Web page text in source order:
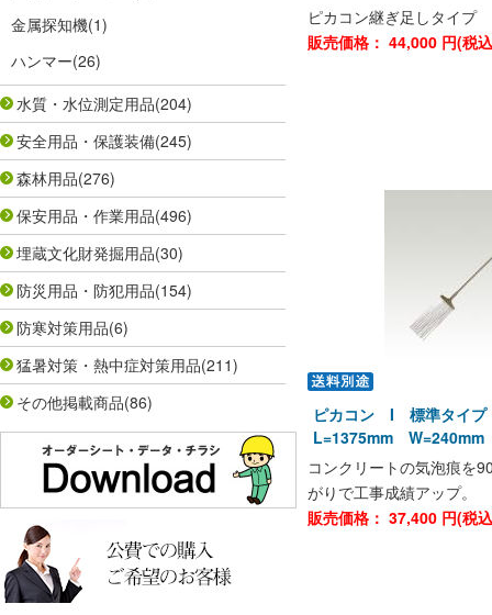
金属探知機(1)
ハンマー(26)
水質・水位測定用品(204)
安全用品・保護装備(245)
森林用品(276)
保安用品・作業用品(496)
埋蔵文化財発掘用品(30)
防災用品・防犯用品(154)
防寒対策用品(6)
猛暑対策・熱中症対策用品(211)
その他掲載商品(86)
ピカコン継ぎ足しタイプ
販売価格： 44,000 円(税
ピカコン I 標準タ
L=1375mm W=240mm
コンクリートの気泡痕を
がりで工事成績アップ。
販売価格： 37,400 円(税